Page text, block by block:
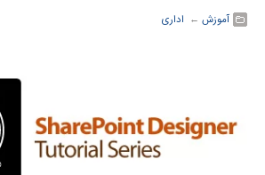
آموزش ← ‏ اداری